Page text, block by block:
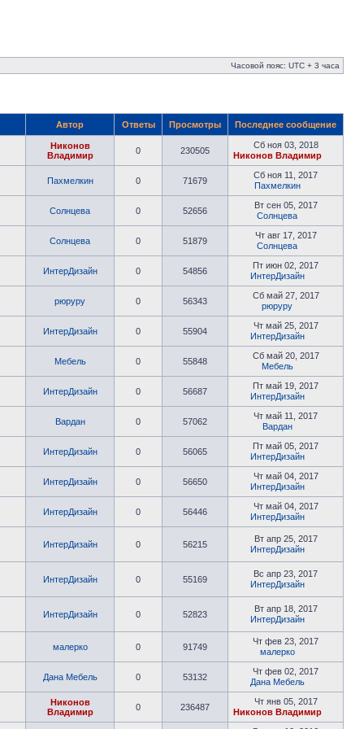
Часовой пояс: UTC + 3 часа
Автор Ответы Просмотры Последнее сообщение
Никонов
Владимир
0 230505
Сб ноя 03, 2018
Никонов Владимир
Пахмелкин 0 71679
Сб ноя 11, 2017
Пахмелкин
Солнцева 0 52656
Вт сен 05, 2017
Солнцева
Солнцева 0 51879
Чт авг 17, 2017
Солнцева
ИнтерДизайн 0 54856
Пт июн 02, 2017
ИнтерДизайн
рюруру 0 56343
Сб май 27, 2017
рюруру
ИнтерДизайн 0 55904
Чт май 25, 2017
ИнтерДизайн
Мебель 0 55848
Сб май 20, 2017
Мебель
ИнтерДизайн 0 56687
Пт май 19, 2017
ИнтерДизайн
Вардан 0 57062
Чт май 11, 2017
Вардан
ИнтерДизайн 0 56065
Пт май 05, 2017
ИнтерДизайн
ИнтерДизайн 0 56650
Чт май 04, 2017
ИнтерДизайн
ИнтерДизайн 0 56446
Чт май 04, 2017
ИнтерДизайн
ИнтерДизайн 0 56215
Вт апр 25, 2017
ИнтерДизайн
ИнтерДизайн 0 55169
Вс апр 23, 2017
ИнтерДизайн
ИнтерДизайн 0 52823
Вт апр 18, 2017
ИнтерДизайн
малерко 0 91749
Чт фев 23, 2017
малерко
Дана Мебель 0 53132
Чт фев 02, 2017
Дана Мебель
Никонов
Владимир
0 236487
Чт янв 05, 2017
Никонов Владимир